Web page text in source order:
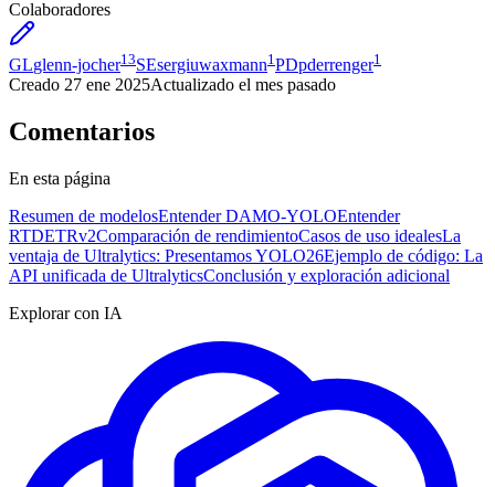
Colaboradores
GLglenn-jocher13SEsergiuwaxmann1PDpderrenger1
Creado 27 ene 2025Actualizado el mes pasado
Comentarios
En esta página
Resumen de modelosEntender DAMO-YOLOEntender
RTDETRv2Comparación de rendimientoCasos de uso idealesLa
ventaja de Ultralytics: Presentamos YOLO26Ejemplo de código: La
API unificada de UltralyticsConclusión y exploración adicional
Explorar con IA